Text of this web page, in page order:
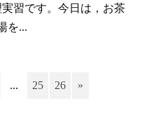
習です。今日は，お茶
を...
... 25 26 »